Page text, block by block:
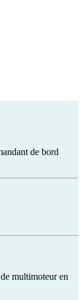
de bord
multimoteur en